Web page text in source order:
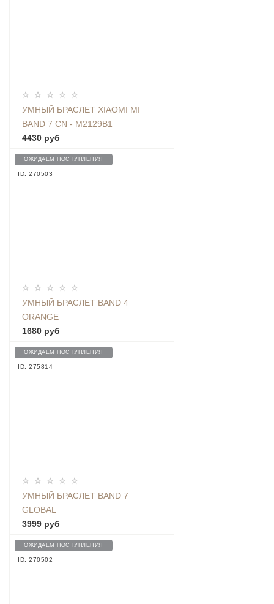
УМНЫЙ БРАСЛЕТ XIAOMI MI
BAND 7 CN - M2129B1
4430 руб
ОЖИДАЕМ ПОСТУПЛЕНИЯ
ID: 270503
УМНЫЙ БРАСЛЕТ BAND 4
ORANGE
1680 руб
ОЖИДАЕМ ПОСТУПЛЕНИЯ
ID: 275814
УМНЫЙ БРАСЛЕТ BAND 7
GLOBAL
3999 руб
ОЖИДАЕМ ПОСТУПЛЕНИЯ
ID: 270502